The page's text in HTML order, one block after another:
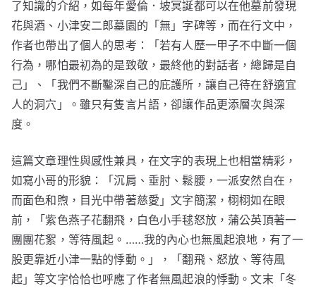
了知識的介紹，如每年愛倫．坡冥誕都可以在他墓前發現
花與酒、小津安二郎墓園的「無」字碑等，而在行文中，
作者也帶出了個人的思考：「若有人歷一甲子不中斷一個
行為，哪怕最初為的是致敬，最終他的對話者，總歸是自
己」、「我們不斷鑿深自己的庇護所，讓自己待在舒適宜
人的洞穴」。雖只有隻言片語，卻讓作品更添層次與深
度。
這篇文章理性與感性兼具，在文字的表現上也相當精彩，
如寫小哥的形貌：「沉肩、垂肘、鬆腰，一派安然自在，
而面色和煦，目光中帶著慈愛」文字簡潔，栩栩如在眼
前，「紫色燕子花翻飛，白色小手毬怒放，蒲公英頂著一
團團花絮，等待風起。……我的內心也無風起浪地，有了一
股更靠近小津一點的悸動。」，「翻飛、怒放、等待風
起」等文字恰恰也呼應了作者無風起浪的悸動。文末「冬